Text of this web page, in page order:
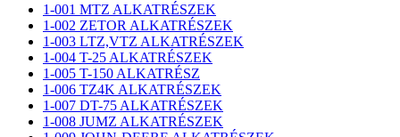
1-001 MTZ ALKATRÉSZEK
1-002 ZETOR ALKATRÉSZEK
1-003 LTZ,VTZ ALKATRÉSZEK
1-004 T-25 ALKATRÉSZEK
1-005 T-150 ALKATRÉSZ
1-006 TZ4K ALKATRÉSZEK
1-007 DT-75 ALKATRÉSZEK
1-008 JUMZ ALKATRÉSZEK